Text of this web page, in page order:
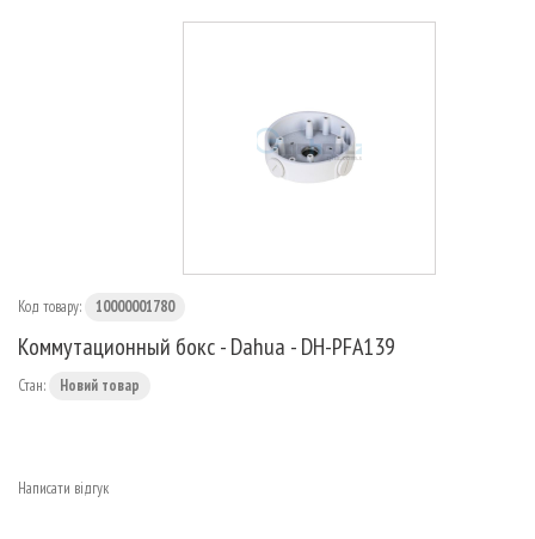
Код товару: 10000001780
Коммутационный бокс - Dahua - DH-PFA139
Стан: Новий товар
Написати відгук